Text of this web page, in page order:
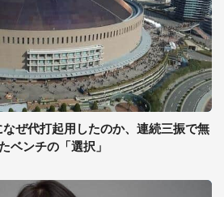
なぜ代打起用したのか、連続三振で無
ベンチの「選択」